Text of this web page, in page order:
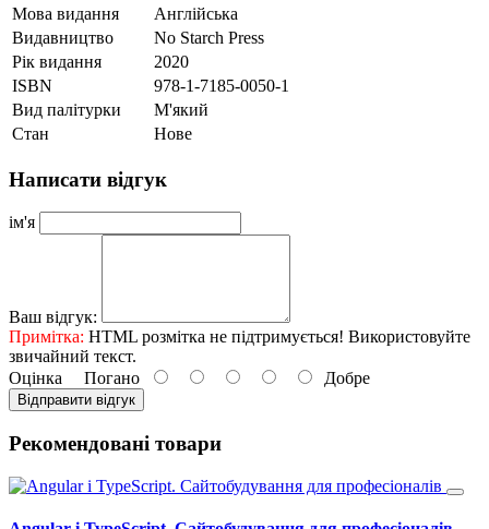
Мова видання
Англійська
Видавництво
No Starch Press
Рік видання
2020
ISBN
978-1-7185-0050-1
Вид палітурки
М'який
Стан
Нове
Написати відгук
ім'я
Ваш відгук:
Примітка: HTML розмітка не підтримується! Використовуйте
звичайний текст.
Оцінка Погано Добре
Відправити відгук
Рекомендовані товари